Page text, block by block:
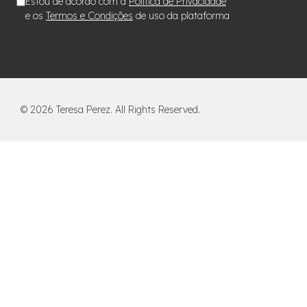
e os Termos e Condições de uso da plataforma
© 2026 Teresa Perez. All Rights Reserved.